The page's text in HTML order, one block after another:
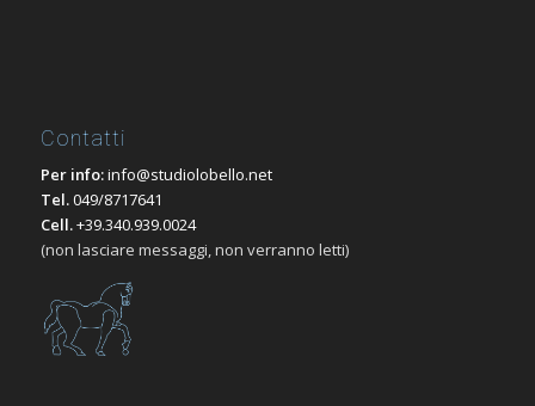
Contatti
Per info:info@studiolobello.net
Tel.049/8717641
Cell.+39.340.939.0024
(non lasciare messaggi, non verranno letti)